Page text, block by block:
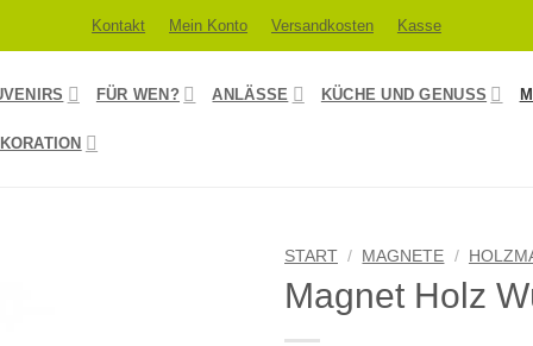
Kontakt Mein Konto Versandkosten Kasse
FÜR WEN? ANLÄSSE KÜCHE UND GENUSS
START / MAGNETE /
Magnet Holz